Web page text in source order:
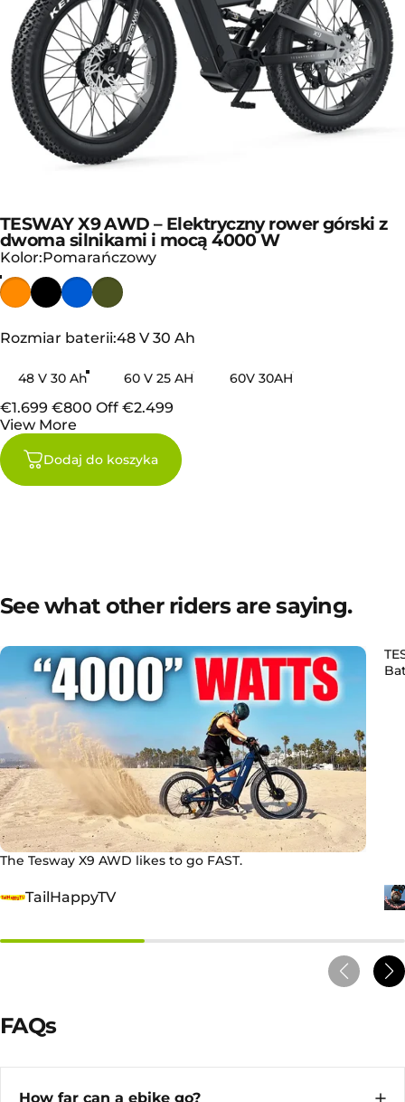
TESWAY X9 AWD – Elektryczny rower górski z
dwoma silnikami i mocą 4000 W
Kolor
Kolor:Pomarańczowy
Rozmiar baterii
Rozmiar baterii:48 V 30 Ah
48 V 30 Ah 60 V 25 AH 60V 30AH
€1.699 €800 Off €2.499
View More
Dodaj do koszyka
See what other riders are saying.
The Tesway X9 AWD likes to go FAST.
TailHappyTV
FAQs
How far can a ebike go?